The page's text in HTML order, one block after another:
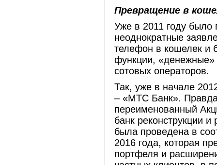
Превращение в
Уже в 2011 году было
неоднократные
телефон в кошелек и
функции, «денежные»
сотовых операторов.
Так, уже в начале
– «МТС Банк».
переименованный
банк реконструкции
была проведена в
2016 года, которая
портфеля и